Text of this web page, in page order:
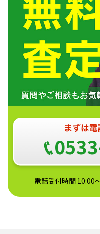
電話受付時間 10:00